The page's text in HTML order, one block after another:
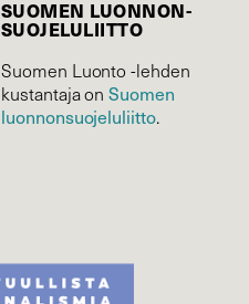
SUOMEN LUONNON­
SUOJELU­LIITTO
Suomen Luonto -lehden
kustantaja onSuomen
luonnonsuojelu­liitto.